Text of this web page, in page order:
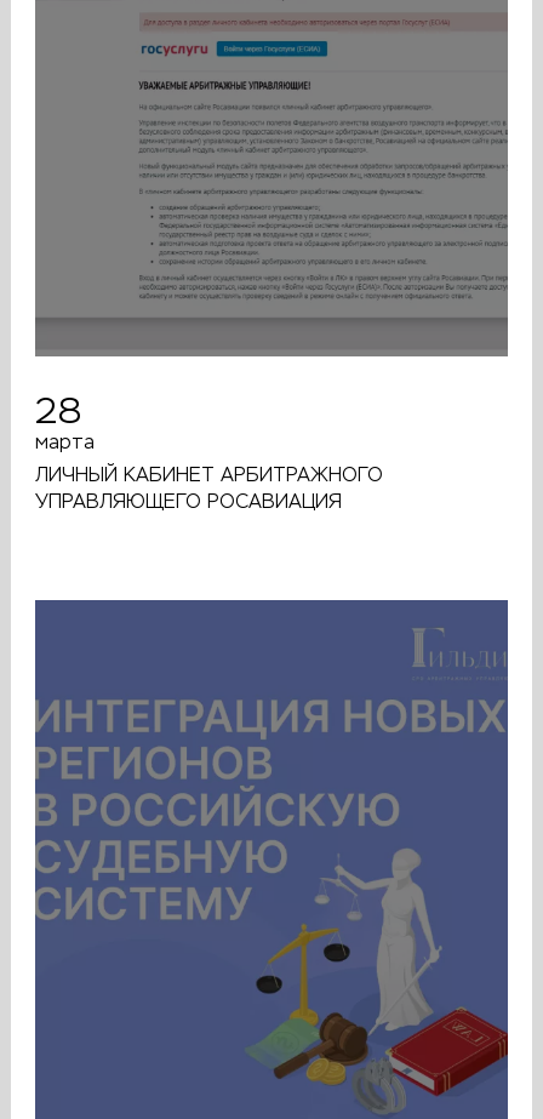
28
марта
ЛИЧНЫЙ КАБИНЕТ АРБИТРАЖНОГО
УПРАВЛЯЮЩЕГО РОСАВИАЦИЯ